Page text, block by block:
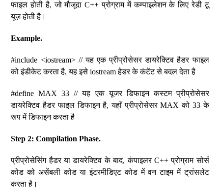
फाइल होती है, जो मौजूदा C++ प्रोग्राम में कम्पाइलेशन के लिए रेडी टू
यूज़ होती है।
Example.
#include <iostream> // यह एक प्रीप्रोसेसर डायरेक्टिव हैडर फाइल
को इंडीकेट करता है, यह इसे iostream हेडर के कंटेंट से बदल देता है
#define MAX 33 // यह एक यूजर डिफाइन कस्टम प्रीप्रोसेसर
डायरेक्टिव हैडर फाइल डिफाइन है, यहाँ प्रीप्रोसेसर MAX को 33 के
रूप में डिफाइन करता है
Step 2: Compilation Phase.
प्रीप्रोसेसिंग हैडर या डायरेक्टिव के बाद, कंपाइलर C++ प्रोग्राम सोर्स
कोड को असेंबली कोड या इंटरमीडिएट कोड में वन टाइम में ट्रांसलेट
करता है।